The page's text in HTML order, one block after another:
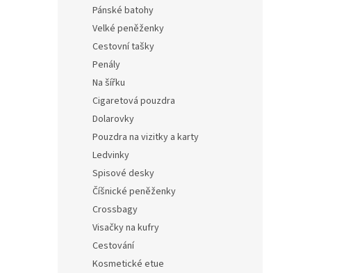
Pánské batohy
Velké peněženky
Cestovní tašky
Penály
Na šířku
Cigaretová pouzdra
Dolarovky
Pouzdra na vizitky a karty
Ledvinky
Spisové desky
Číšnické peněženky
Crossbagy
Visačky na kufry
Cestování
Kosmetické etue